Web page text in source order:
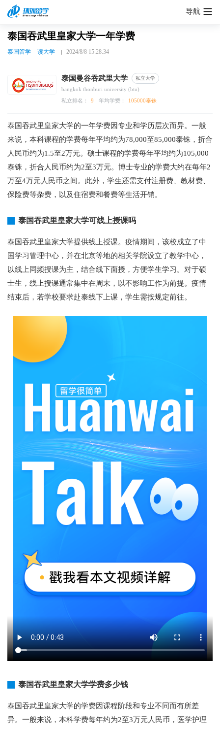
导航
泰国吞武里皇家大学一年学费
泰国留学 读大学 2024/8/8 15:28:34
泰国曼谷吞武里大学 私立大学
bangkok thonburi university (btu)
私立排名：
9 年均学费： 105000泰铢
泰国吞武里皇家大学的一年学费因专业和学历层次而异。一般
来说，本科课程的学费每年平均约为78,000至85,000泰铢，折合
人民币约为1.5至2万元。硕士课程的学费每年平均约为105,000
泰铢，折合人民币约为2至3万元。博士专业的学费大约在每年2
万至4万元人民币之间。此外，学生还需支付注册费、教材费、
保险费等杂费，以及住宿费和餐费等生活开销。
泰国吞武里皇家大学可线上授课吗
泰国吞武里皇家大学提供线上授课。疫情期间，该校成立了中
国学习管理中心，并在北京等地的相关学院设立了教学中心，
以线上同频授课为主，结合线下面授，方便学生学习。对于硕
士生，线上授课通常集中在周末，以不影响工作为前提。疫情
结束后，若学校要求赴泰线下上课，学生需按规定前往。
泰国吞武里皇家大学学费多少钱
泰国吞武里皇家大学的学费因课程阶段和专业不同而有所差
异。一般来说，本科学费每年约为2至3万元人民币，医学护理